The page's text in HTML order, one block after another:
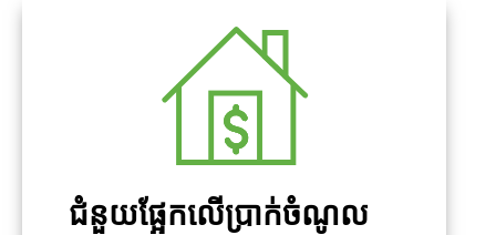
ជំនួយផ្អែកលើប្រាក់ចំណូល